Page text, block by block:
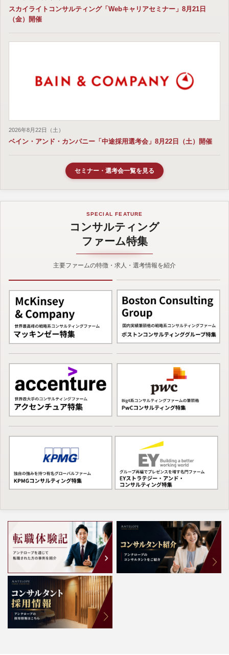
スカイライトコンサルティング「Webキャリアセミナー」8月21日
（金）開催
2026年8月22日（土）
ベイン・アンド・カンパニー「中途採用選考会」8月22日（土）開催
セミナー・選考会一覧を見る
SPECIAL FEATURE
コンサルティング
ファーム特集
主要ファームの特徴・求人・選考情報を紹介